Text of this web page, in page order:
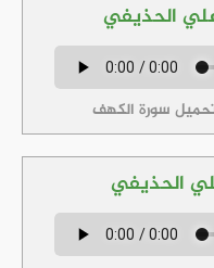
الحذيفي
سورة الكهف
الحذيفي